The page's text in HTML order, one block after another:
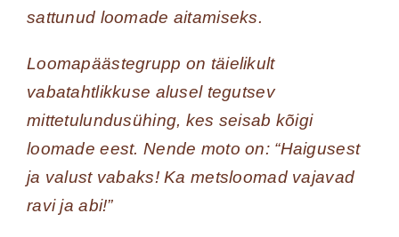
sattunud loomade aitamiseks.
Loomapäästegrupp on täielikult
vabatahtlikkuse alusel tegutsev
mittetulundusühing, kes seisab kõigi
loomade eest. Nende moto on: “Haigusest
ja valust vabaks! Ka metsloomad vajavad
ravi ja abi!”